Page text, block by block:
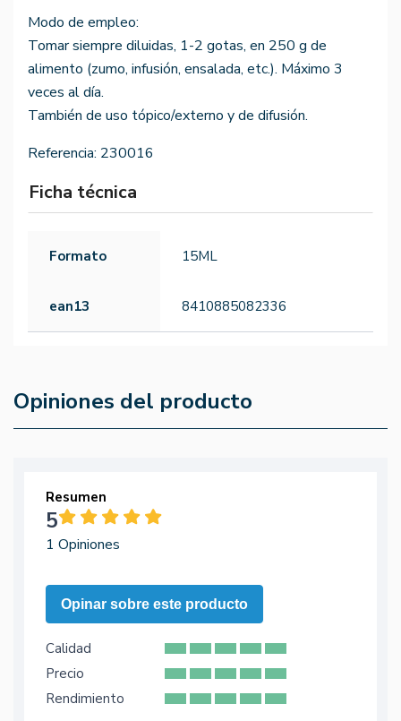
Modo de empleo:
Tomar siempre diluidas, 1-2 gotas, en 250 g de
alimento (zumo, infusión, ensalada, etc.). Máximo 3
veces al día.
También de uso tópico/externo y de difusión.
Referencia: 230016
Ficha técnica
Formato 15ML
ean13 8410885082336
Opiniones del producto
Resumen
5
1 Opiniones
Opinar sobre este producto
Calidad
Precio
Rendimiento